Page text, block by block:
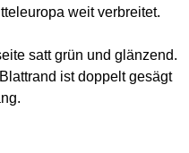
weit verbreitet.
satt grün und glänzend.
ist doppelt gesägt